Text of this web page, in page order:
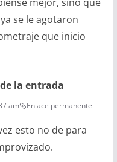
se le agotaron
que inicio
la entrada
am Enlace permanente
esto no de para